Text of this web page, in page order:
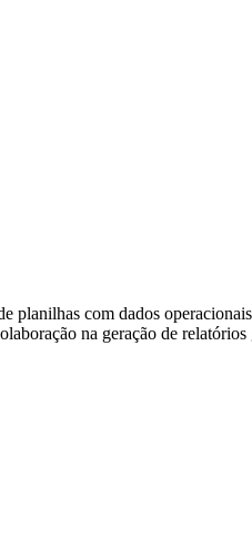
planilhas com dados
na geração de